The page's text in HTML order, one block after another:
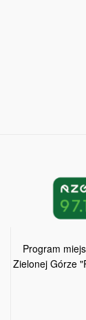
Program
Zielonej Górze